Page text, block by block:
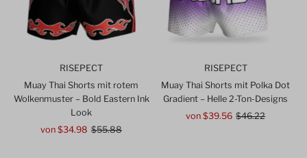
RISEPECT
Muay Thai Shorts mit rotem
Wolkenmuster – Bold Eastern Ink
Look
Angebotspreis
von $34.98 Regulärer
$55.88
RISEPECT
Muay Thai Shorts mit Polka Dot
Gradient – ​​Helle 2-Ton-Designs
Angebotspreis
von $39.56 Regulärer
$46.22